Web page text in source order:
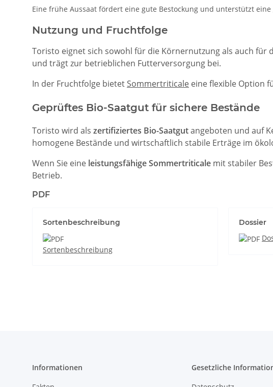
Eine frühe Aussaat fördert eine gute Bestockung und unterstützt
Nutzung und Fruchtfolge
Toristo eignet sich sowohl für die Körnernutzung als auch für
und trägt zur betrieblichen Futterversorgung bei.
In der Fruchtfolge bietet Sommertriticale eine flexible Option
Geprüftes Bio-Saatgut für sichere Bestände
Toristo wird als zertifiziertes Bio-Saatgutangeboten und auf
homogene Bestände und wirtschaftlich stabile Erträge im
Wenn Sie eine leistungsfähige Sommertriticale mit stabiler
Betrieb.
PDF
Sortenbeschreibung
Sortenbeschreibung
Dossier
Informationen Gesetzliche